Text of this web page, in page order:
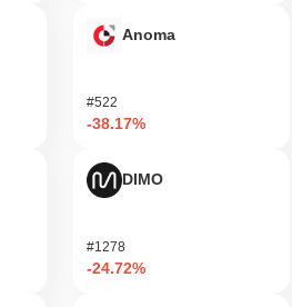
Anoma
#522
-38.17%
DIMO
#1278
-24.72%